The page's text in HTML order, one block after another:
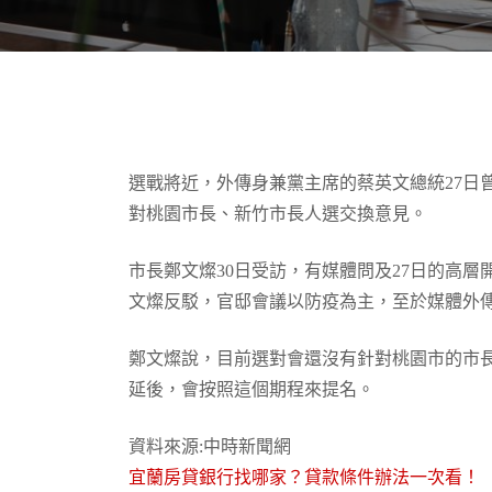
選戰將近，外傳身兼黨主席的蔡英文總統27
對桃園市長、新竹市長人選交換意見。
市長鄭文燦30日受訪，有媒體問及27日的高
文燦反駁，官邸會議以防疫為主，至於媒體外
鄭文燦說，目前選對會還沒有針對桃園市的市
延後，會按照這個期程來提名。
資料來源:中時新聞網
宜蘭房貸銀行找哪家？貸款條件辦法一次看！